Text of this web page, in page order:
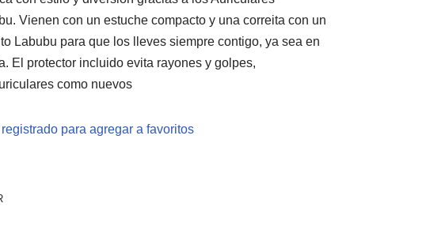
Vienen con un estuche compacto y una correita con un
Labubu para que los lleves siempre contigo, ya sea en
El protector incluido evita rayones y golpes,
como nuevos
para agregar a favoritos